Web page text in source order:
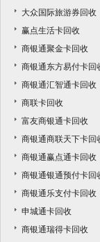
大众国际旅游券回收
赢点生活卡回收
商银通聚金卡回收
商银通东方易付卡回
商银通汇智通卡回收
商联卡回收
富友商银通卡回收
商银通商联天下卡回
商银通赢点通卡回收
商银通银通预付卡回
商银通乐支付卡回收
申城通卡回收
商银通瑞得卡回收